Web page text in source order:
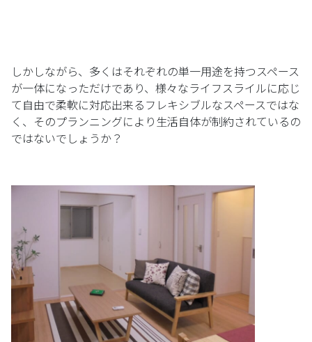
しかしながら、多くはそれぞれの単一用途を持つスペース
が一体になっただけであり、様々なライフスライルに応じ
て自由で柔軟に対応出来るフレキシブルなスペースではな
く、そのプランニングにより生活自体が制約されているの
ではないでしょうか？